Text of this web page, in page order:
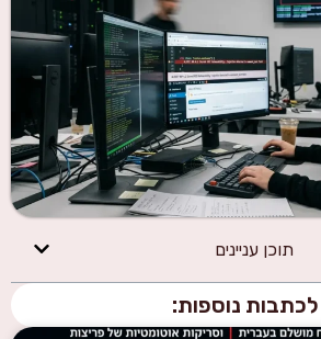
תוכן עניינים
לכתבות נוספות: